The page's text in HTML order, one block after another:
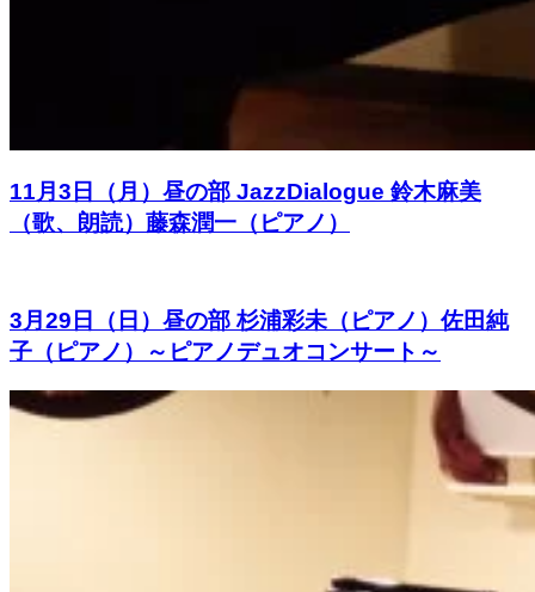
11月3日（月）昼の部 JazzDialogue 鈴木麻美
（歌、朗読）藤森潤一（ピアノ）
3月29日（日）昼の部 杉浦彩未（ピアノ）佐田純
子（ピアノ）～ピアノデュオコンサート～